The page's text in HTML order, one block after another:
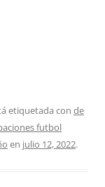
etiquetada con de
futbol
en julio 12, 2022.